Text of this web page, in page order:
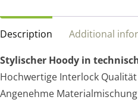
Description
Additional
Stylischer Hoody in
Hochwertige Interlock Qualität
Angenehme